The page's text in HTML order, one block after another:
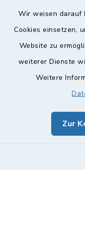
Wir weisen darauf
Cookies einsetzen,
Website zu
weiterer Dienste
Weitere
Zur